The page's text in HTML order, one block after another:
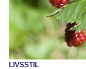
LIVSSTIL